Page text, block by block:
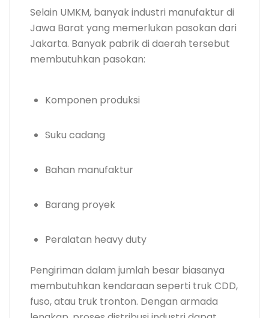
Selain UMKM, banyak industri manufaktur di
Jawa Barat yang memerlukan pasokan dari
Jakarta. Banyak pabrik di daerah tersebut
membutuhkan pasokan:
Komponen produksi
Suku cadang
Bahan manufaktur
Barang proyek
Peralatan heavy duty
Pengiriman dalam jumlah besar biasanya
membutuhkan kendaraan seperti truk CDD,
fuso, atau truk tronton. Dengan armada